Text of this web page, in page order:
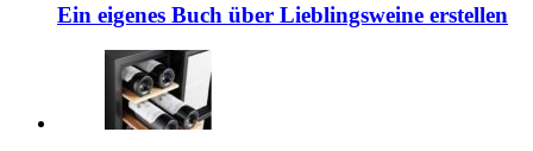
Ein eigenes Buch über Lieblingsweine erstellen